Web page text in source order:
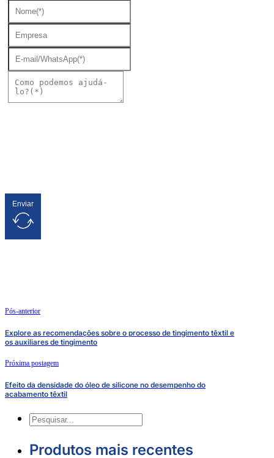
Enviar
Pós-anterior
Explore as recomendações sobre o processo de tingimento têxtil e
os auxiliares de tingimento
Próxima postagem
Efeito da densidade do óleo de silicone no desempenho do
acabamento têxtil
Pesquisa
Produtos mais recentes